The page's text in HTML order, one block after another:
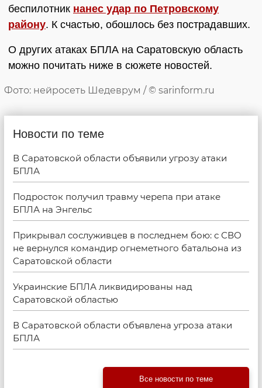
беспилотник нанес удар по Петровскому
району. К счастью, обошлось без пострадавших.
О других атаках БПЛА на Саратовскую область
можно почитать ниже в сюжете новостей.
Фото: нейросеть Шедеврум / © sarinform.ru
Новости по теме
В Саратовской области объявили угрозу атаки
БПЛА
Подросток получил травму черепа при атаке
БПЛА на Энгельс
Прикрывал сослуживцев в последнем бою: с СВО
не вернулся командир огнеметного батальона из
Саратовской области
Украинские БПЛА ликвидированы над
Саратовской областью
В Саратовской области объявлена угроза атаки
БПЛА
Все новости по теме